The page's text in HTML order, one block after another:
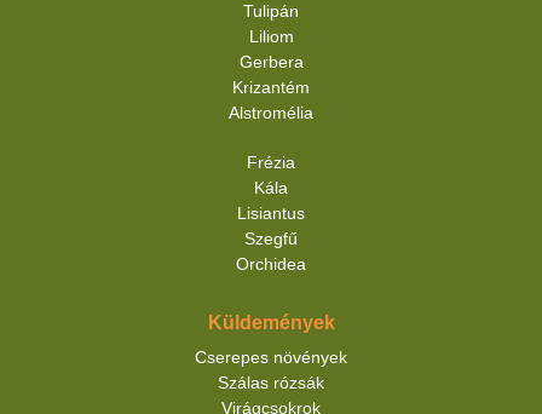
Tulipán
Liliom
Gerbera
Krizantém
Alstromélia
Frézia
Kála
Lisiantus
Szegfű
Orchidea
Küldemények
Cserepes növények
Szálas rózsák
Virágcsokrok